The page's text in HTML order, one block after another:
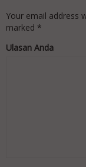
Your email address
marked *
Ulasan Anda